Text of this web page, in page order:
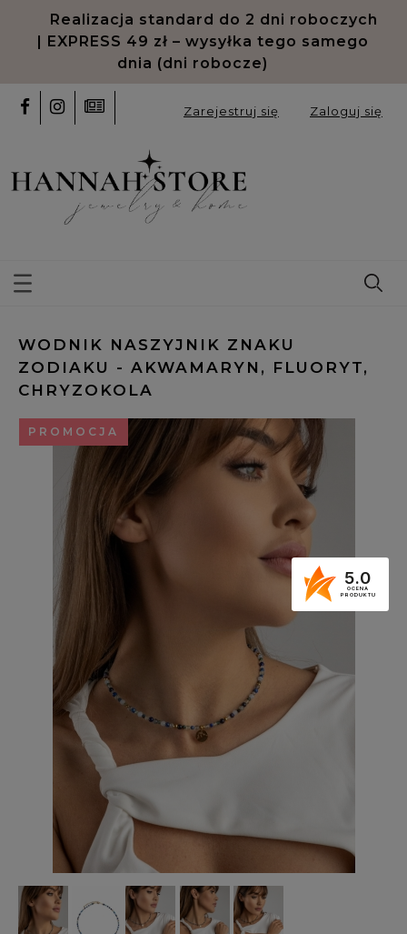
Realizacja standard do 2 dni roboczych
| EXPRESS 49 zł – wysyłka tego samego
dnia (dni robocze)
Zarejestruj się Zaloguj się
WODNIK NASZYJNIK ZNAKU
ZODIAKU - AKWAMARYN, FLUORYT,
CHRYZOKOLA
PROMOCJA
5.0
OCENA
PRODUKTU